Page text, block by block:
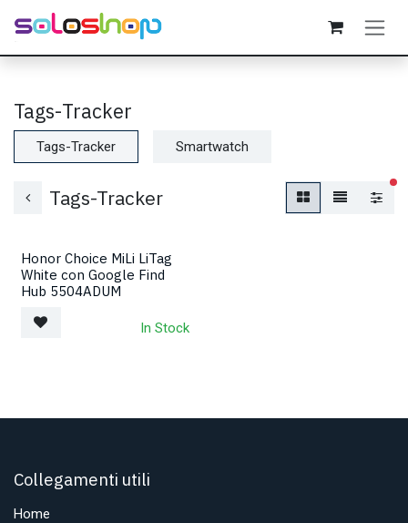
Passa al contenuto
Tags-Tracker
Tags-Tracker Smartwatch
Tags-Tracker
Honor Choice MiLi LiTag
White con Google Find
Hub 5504ADUM
In Stock
Collegamenti utili
Home